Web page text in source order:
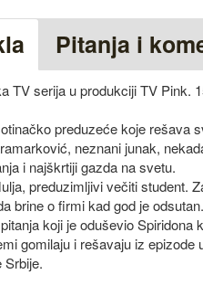
Pitanja i
TV serija u produkciji TV Pink.
preduzeće koje rešava
neznani junak,
i najškrtiji gazda na svetu.
preduzimljivi večiti student.
brine o firmi kad god je
koji je oduševio
gomilaju i rešavaju iz
Srbije.